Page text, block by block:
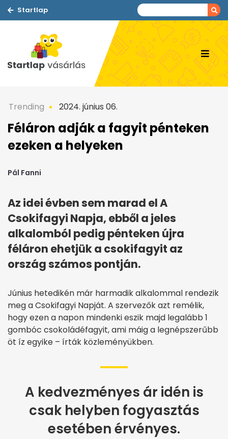
Startlap
Trending 2024. június 06.
Féláron adják a fagyit pénteken
ezeken a helyeken
Pál Fanni
Az idei évben sem marad el A
Csokifagyi Napja, ebből a jeles
alkalomból pedig pénteken újra
féláron ehetjük a csokifagyit az
ország számos pontján.
Június hetedikén már harmadik alkalommal rendezik
meg a Csokifagyi Napját. A szervezők azt remélik,
hogy ezen a napon mindenki eszik majd legalább 1
gombóc csokoládéfagyit, ami máig a legnépszerűbb
öt íz egyike – írták közleményükben.
A kedvezményes ár idén is
csak helyben fogyasztás
esetében érvényes.